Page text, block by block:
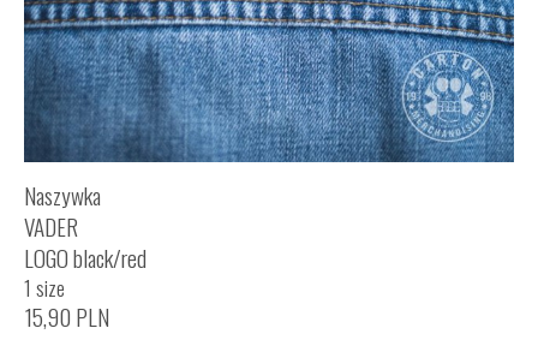
Naszywka
VADER
LOGO black/red
1 size
15,90 PLN